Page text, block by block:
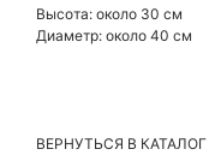
Высота: около 30 см
Диаметр: около 40 см
ВЕРНУТЬСЯ В КАТАЛОГ